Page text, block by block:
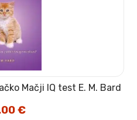
Mačji IQ test E. M. Bard
€